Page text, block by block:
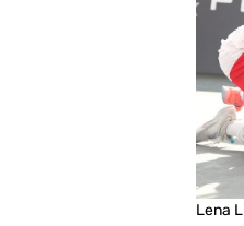
Lena